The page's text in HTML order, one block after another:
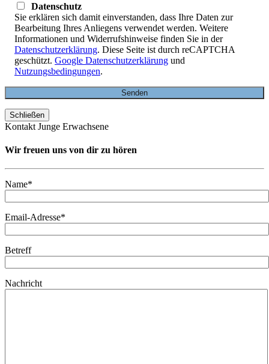
Datenschutz
Sie erklären sich damit einverstanden, dass Ihre Daten zur
Bearbeitung Ihres Anliegens verwendet werden. Weitere
Informationen und Widerrufshinweise finden Sie in der
Datenschutzerklärung. Diese Seite ist durch reCAPTCHA
geschützt. Google Datenschutzerklärung und
Nutzungsbedingungen.
Schließen
Kontakt Junge Erwachsene
Wir freuen uns von dir zu hören
Name*
Email-Adresse*
Betreff
Nachricht